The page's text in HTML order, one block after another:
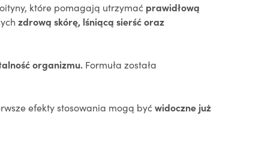
które pomagają utrzymać prawidłową
zdrową skórę, lśniącą sierść oraz
organizmu. Formuła została
efekty stosowania mogą byćwidoczne już